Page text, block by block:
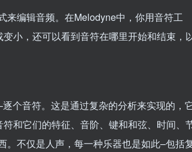
来编辑音频。在Melodyne中，你用音符工
小，还可以看到音符在哪里开始和结束，
个音符。这是通过复杂的分析来实现的，
和它们的特征、音阶、键和和弦、时间、
。不仅是人声，每一种乐器也是如此–包括